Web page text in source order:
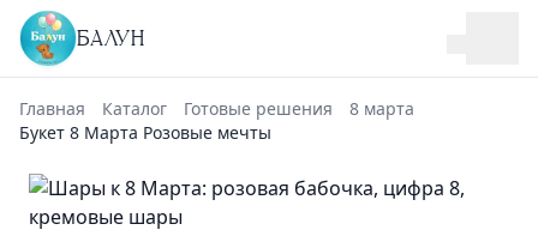
БАЛУН
Главная Каталог Готовые решения
8 марта
Букет 8 Марта Розовые мечты